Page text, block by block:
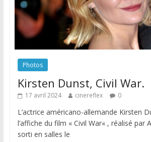
Photos
Kirsten Dunst, Civil War.
17 avril 2024 cinereflex 0
L’actrice américano-allemande Kirsten
l’affiche du film « Civil War« , réalisé par
sorti en salles le